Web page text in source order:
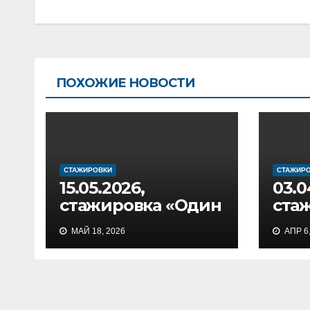
ПОХОЖИЕ НОВОСТИ
СТАЖИРОВКИ
15.05.2026,
стажировка «Один
день в
инженерном
МАЙ 18, 2026 АПР